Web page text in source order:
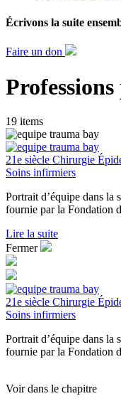
Écrivons la suite
Faire un don
19 items
21e siècle Chirurgie
Soins infirmiers
Portrait d’équipe dans
fournie par la Fondation
Lire la suite
Fermer
21e siècle Chirurgie
Soins infirmiers
Portrait d’équipe dans
fournie par la Fondation
Voir dans le chapitre